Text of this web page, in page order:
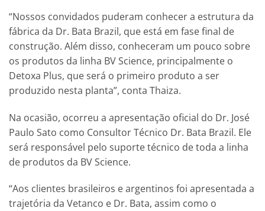
“Nossos convidados puderam conhecer a estrutura da
fábrica da Dr. Bata Brazil, que está em fase final de
construção. Além disso, conheceram um pouco sobre
os produtos da linha BV Science, principalmente o
Detoxa Plus, que será o primeiro produto a ser
produzido nesta planta”, conta Thaiza.
Na ocasião, ocorreu a apresentação oficial do Dr. José
Paulo Sato como Consultor Técnico Dr. Bata Brazil. Ele
será responsável pelo suporte técnico de toda a linha
de produtos da BV Science.
“Aos clientes brasileiros e argentinos foi apresentada a
trajetória da Vetanco e Dr. Bata, assim como o